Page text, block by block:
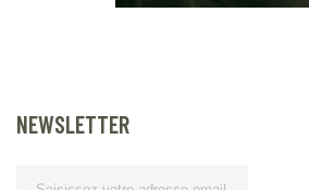
NEWSLETTER